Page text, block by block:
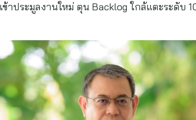
ข้าประมูลงานใหม่ ตุน Backlog ใกล้แตะระดั